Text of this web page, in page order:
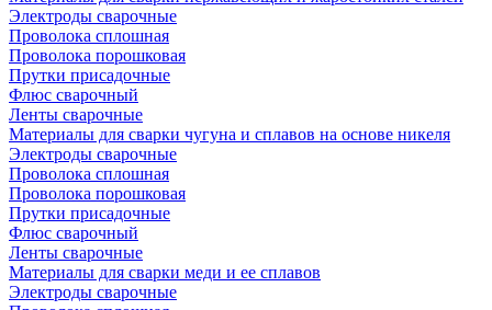
Электроды сварочные
Проволока сплошная
Проволока порошковая
Прутки присадочные
Флюс сварочный
Ленты сварочные
Материалы для сварки чугуна и сплавов на основе никеля
Электроды сварочные
Проволока сплошная
Проволока порошковая
Прутки присадочные
Флюс сварочный
Ленты сварочные
Материалы для сварки меди и ее сплавов
Электроды сварочные